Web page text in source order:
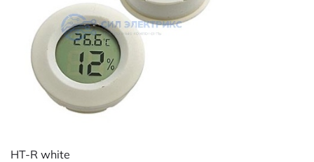
HT-R white